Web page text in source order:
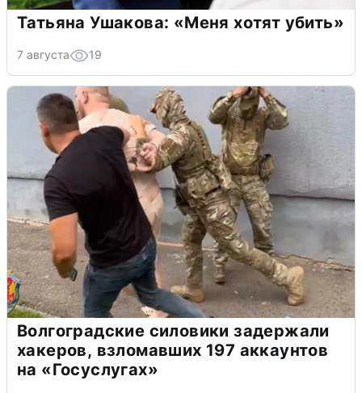
Татьяна Ушакова: «Меня хотят убить»
7 августа 19
Волгоградские силовики задержали
хакеров, взломавших 197 аккаунтов
на «Госуслугах»